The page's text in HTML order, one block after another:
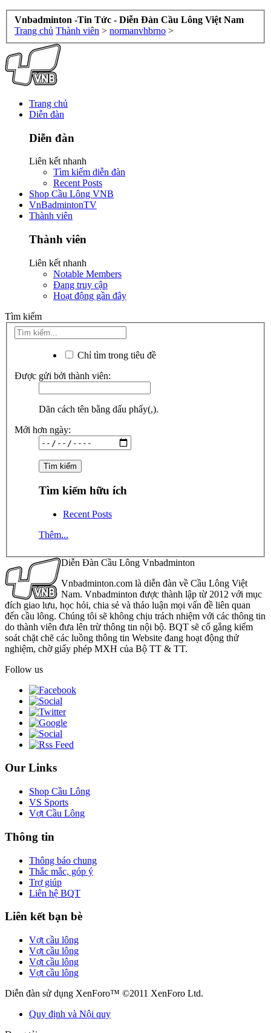
Vnbadminton -Tin Tức - Diễn Đàn Cầu Lông Việt Nam
Trang chủ Thành viên > normanvhbrno >
Trang chủ
Diễn đàn
Diễn đàn
Liên kết nhanh
Tìm kiếm diễn đàn
Recent Posts
Shop Cầu Lông VNB
VnBadmintonTV
Thành viên
Thành viên
Liên kết nhanh
Notable Members
Đang truy cập
Hoạt động gần đây
Tìm kiếm
Chỉ tìm trong tiêu đề
Được gửi bởi thành viên:
Dãn cách tên bằng dấu phẩy(,).
Mới hơn ngày:
Tìm kiếm hữu ích
Recent Posts
Thêm...
Diễn Đàn Cầu Lông Vnbadminton
Vnbadminton.com là diễn đàn về Cầu Lông Việt
Nam. Vnbadminton được thành lập từ 2012 với mục
đích giao lưu, học hỏi, chia sẻ và thảo luận mọi vấn đề liên quan
đến cầu lông. Chúng tôi sẽ không chịu trách nhiệm với các thông tin
do thành viên đưa lên trừ thông tin nội bộ. BQT sẽ cố gắng kiểm
soát chặt chẽ các luồng thông tin Website đang hoạt động thử
nghiệm, chờ giấy phép MXH của Bộ TT & TT.
Follow us
Our Links
Shop Cầu Lông
VS Sports
Vợt Cầu Lông
Thông tin
Thông báo chung
Thắc mắc, góp ý
Trợ giúp
Liên hệ BQT
Liên kết bạn bè
Vợt cầu lông
Vợt cầu lông
Vợt cầu lông
Vợt cầu lông
Diễn đàn sử dụng XenForo™ ©2011 XenForo Ltd.
Quy định và Nội quy